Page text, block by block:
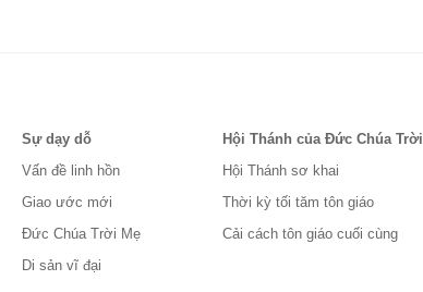
Sự dạy dỗ
Vấn đề linh hồn
Giao ước mới
Đức Chúa Trời Mẹ
Di sản vĩ đại
Hội Thánh của Đức Chúa Trời
Hội Thánh sơ khai
Thời kỳ tối tăm tôn giáo
Cải cách tôn giáo cuối cùng